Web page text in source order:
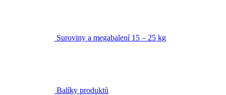
Suroviny a megabalení 15 – 25 kg
Balíky produktů